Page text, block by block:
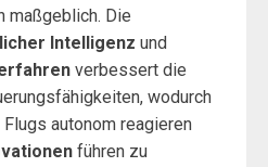
maßgeblich. Die
Intelligenz und
verbessert die
wodurch
autonom reagieren
führen zu